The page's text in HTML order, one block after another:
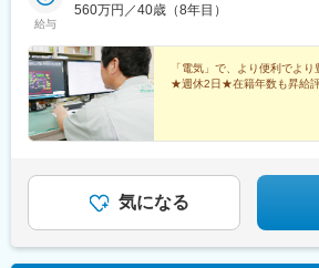
給与
560万円／40歳（8年目）
「電気」で、より便利でよ
★週休2日★在籍年数も昇給
気になる